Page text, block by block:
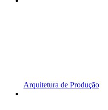
Arquitetura de Produção